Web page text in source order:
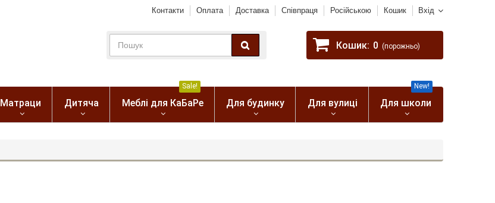
Вхід
Контакти Оплата Доставка Співпраця Російською Кошик
Кошик: 0 (порожньо)
Матраци Дитяча Меблі для КаБаРе
Sale!
Для будинку Для вулиці Для школи
New!